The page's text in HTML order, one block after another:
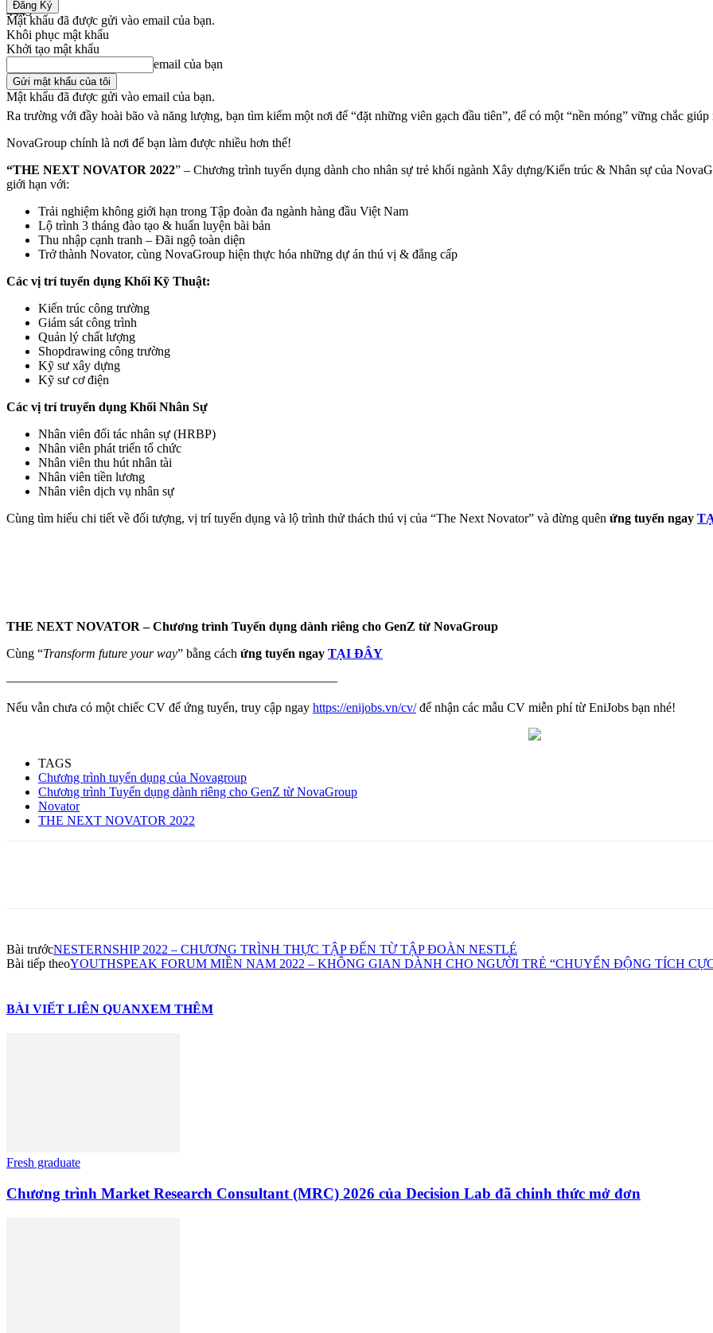
Mật khẩu đã được gửi vào email của bạn.
Khôi phục mật khẩu
Khởi tạo mật khẩu
email của bạn
Mật khẩu đã được gửi vào email của bạn.
4443
Share
Ra trường với đầy hoài bão và năng lượng, bạn tìm kiếm một nơi để “đặt những viên gạch đầu tiên”, để có một “nền móng” vững chắc
NovaGroup chính là nơi để bạn làm được nhiều hơn thế!
“THE NEXT NOVATOR 2022” – Chương trình tuyển dụng dành cho nhân sự trẻ khối ngành Xây dựng/Kiến trúc & Nhân sự của
giới hạn với:
Trải nghiệm không giới hạn trong Tập đoàn đa ngành hàng đầu Việt Nam
Lộ trình 3 tháng đào tạo & huấn luyện bài bản
Thu nhập cạnh tranh – Đãi ngộ toàn diện
Trở thành Novator, cùng NovaGroup hiện thực hóa những dự án thú vị & đẳng cấp
Các vị trí tuyển dụng Khối Kỹ Thuật:
Kiến trúc công trường
Giám sát công trình
Quản lý chất lượng
Shopdrawing công trường
Kỹ sư xây dựng
Kỹ sư cơ điện
Các vị trí truyển dụng Khối Nhân Sự
Nhân viên đối tác nhân sự (HRBP)
Nhân viên phát triển tổ chức
Nhân viên thu hút nhân tài
Nhân viên tiền lương
Nhân viên dịch vụ nhân sự
Cùng tìm hiểu chi tiết về đối tượng, vị trí tuyển dụng và lộ trình thử thách thú vị của “The Next Novator” và đừng quên ứng tuyển ngay
THE NEXT NOVATOR – Chương trình Tuyển dụng dành riêng cho GenZ từ NovaGroup
Cùng “Transform future your way” bằng cách ứng tuyển ngay TẠI ĐÂY
——————————————————————————
Nếu vẫn chưa có một chiếc CV để ứng tuyển, truy cập ngay https://enijobs.vn/cv/để nhận các mẫu CV miễn phí từ EniJobs bạn nhé!
TAGS
Chương trình tuyển dụng của Novagroup
Chương trình Tuyển dụng dành riêng cho GenZ từ NovaGroup
Novator
THE NEXT NOVATOR 2022
Bài trướcNESTERNSHIP 2022 – CHƯƠNG TRÌNH THỰC TẬP ĐẾN TỪ TẬP ĐOÀN NESTLÉ
Bài tiếp theoYOUTHSPEAK FORUM MIỀN NAM 2022 – KHÔNG GIAN DÀNH CHO NGƯỜI TRẺ “CHUYỂN ĐỘNG TÍCH
BÀI VIẾT LIÊN QUANXEM THÊM
Fresh graduate
Chương trình Market Research Consultant (MRC) 2026 của Decision Lab đã chinh thức mở đơn